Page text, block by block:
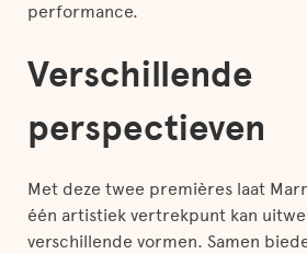
performance.
Verschillende
perspectieven
Met deze twee premières laat
één artistiek vertrekpunt kan
verschillende vormen. Samen